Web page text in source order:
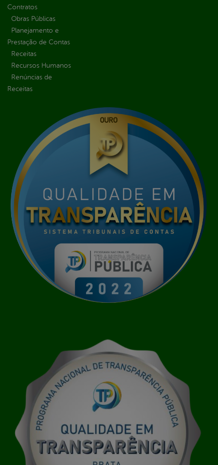
Contratos
Obras Públicas
Planejamento e
Prestação de Contas
Receitas
Recursos Humanos
Renúncias de
Receitas